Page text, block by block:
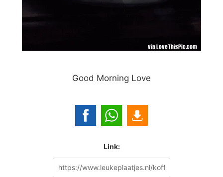
Good Morning Love
Link: